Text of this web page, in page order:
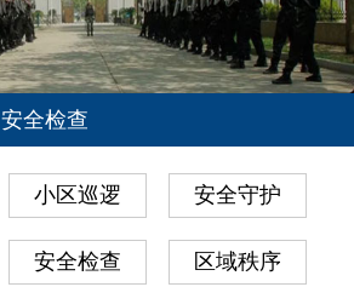
安全检查
小区巡逻 安全守护
安全检查 区域秩序